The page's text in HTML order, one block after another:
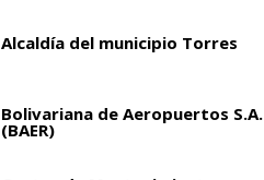
Alcaldía del municipio Torres
Bolivariana de Aeropuertos S.A.
(BAER)